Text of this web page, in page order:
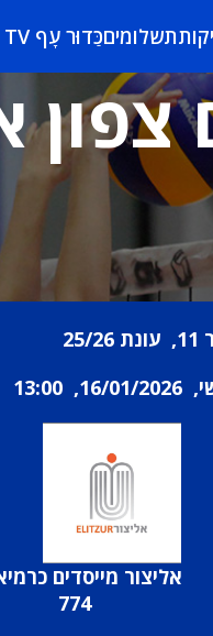
תשלומיםכַּדוּר עָף TV
צפון
13:00
אליצור מייסדים
774